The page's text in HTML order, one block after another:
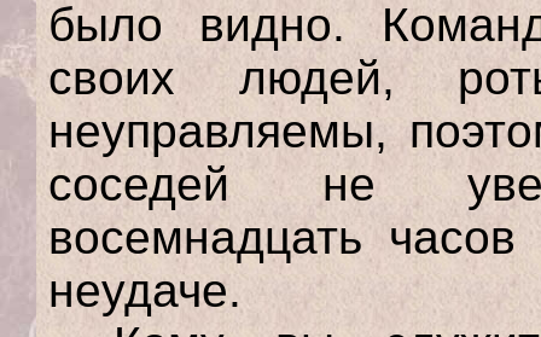
было видно.
своих людей,
неуправляемы,
соседей не
восемнадцать
неудаче.